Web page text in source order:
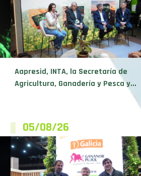
Aapresid, INTA, la Secretaría de
Agricultura, Ganadería y Pesca y...
05/08/26